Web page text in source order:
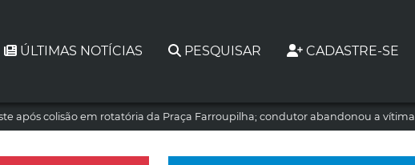
ÚLTIMAS NOTÍCIAS PESQUISAR CADASTRE-SE
após colisão em rotatória da Praça Farroupilha; condutor abandonou a vítima